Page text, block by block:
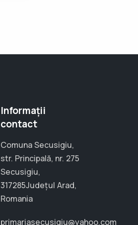
Informații
contact
Comuna Secusigiu,
str. Principală, nr. 275
Secusigiu,
317285Județul Arad,
Romania
primariasecusigiu@yahoo.com